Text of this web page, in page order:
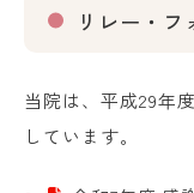
リレー・フ
当院は、平成29年
しています。